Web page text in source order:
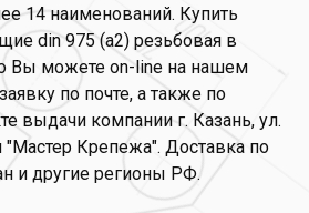
14 наименований. Купить
din 975 (а2) резьбовая в
Вы можете on-line на нашем
по почте, а также по
выдачи компании г. Казань, ул.
"Мастер Крепежа". Доставка по
и другие регионы РФ.